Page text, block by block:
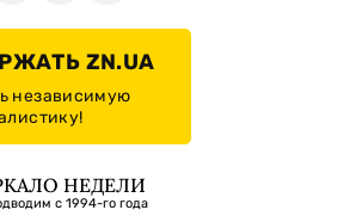
ZN.UA
независимую
НЕДЕЛИ
с 1994-го года